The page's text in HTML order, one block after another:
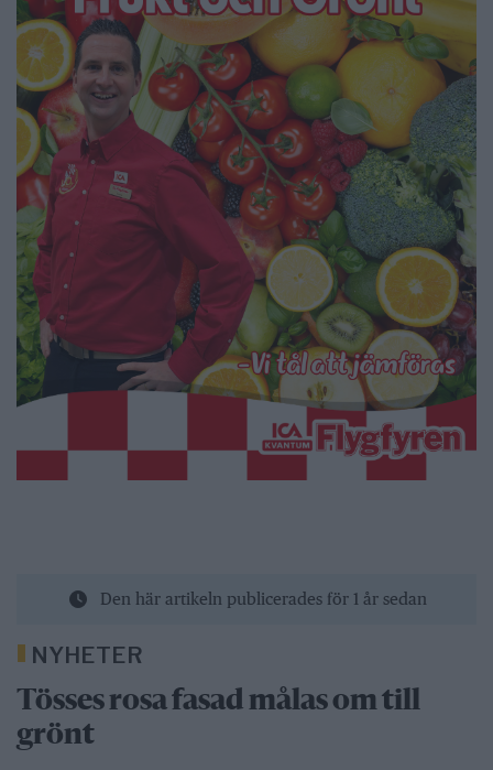
Den här artikeln publicerades för 1 år sedan
NYHETER
Tösses rosa fasad målas om till
grönt